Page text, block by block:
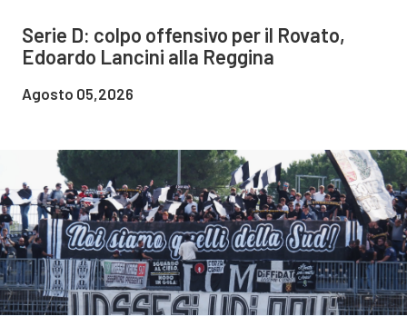
Serie D: colpo offensivo per il Rovato,
Edoardo Lancini alla Reggina
Agosto 05,2026